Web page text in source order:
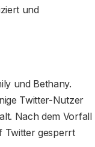
und
und Bethany.
Twitter-Nutzer
Nach dem Vorfall
Twitter gesperrt